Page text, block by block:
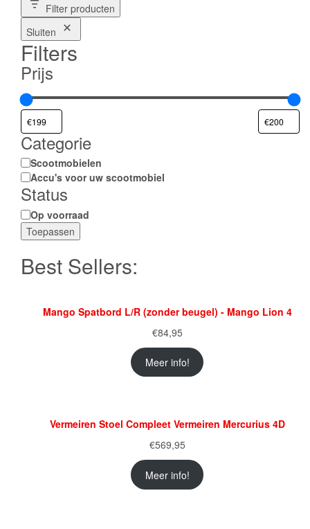
Filter producten
Sluiten
Filters
Prijs
Categorie
Categorie
Scootmobielen
Accu's voor uw scootmobiel
Status
Status
Op voorraad
Toepassen
Best Sellers:
Mango Spatbord L/R (zonder beugel) - Mango Lion 4
€84,95
Meer info!
Vermeiren Stoel Compleet Vermeiren Mercurius 4D
€569,95
Meer info!